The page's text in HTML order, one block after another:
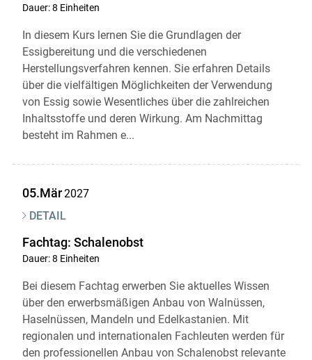
Dauer: 8 Einheiten
In diesem Kurs lernen Sie die Grundlagen der
Essigbereitung und die verschiedenen
Herstellungsverfahren kennen. Sie erfahren Details
über die vielfältigen Möglichkeiten der Verwendung
von Essig sowie Wesentliches über die zahlreichen
Inhaltsstoffe und deren Wirkung. Am Nachmittag
besteht im Rahmen e...
05.Mär2027
DETAIL
Fachtag: Schalenobst
Dauer: 8 Einheiten
Bei diesem Fachtag erwerben Sie aktuelles Wissen
über den erwerbsmäßigen Anbau von Walnüssen,
Haselnüssen, Mandeln und Edelkastanien. Mit
regionalen und internationalen Fachleuten werden für
den professionellen Anbau von Schalenobst relevante